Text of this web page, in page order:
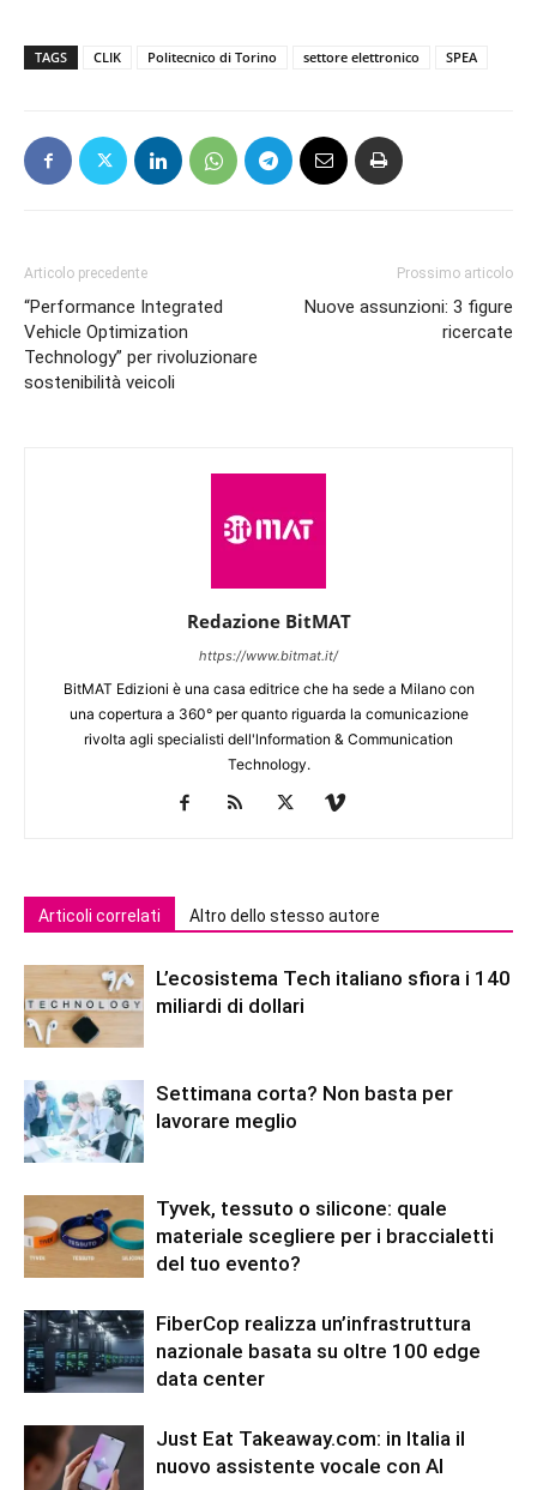
TAGS CLIK Politecnico di Torino settore elettronico SPEA
Articolo precedente
“Performance Integrated
Vehicle Optimization
Technology” per rivoluzionare
sostenibilità veicoli
Prossimo articolo
Nuove assunzioni: 3 figure
ricercate
Redazione BitMAT
https://www.bitmat.it/
BitMAT Edizioni è una casa editrice che ha sede a Milano con
una copertura a 360° per quanto riguarda la comunicazione
rivolta agli specialisti dell'lnformation & Communication
Technology.
Articoli correlati Altro dello stesso autore
L’ecosistema Tech italiano sfiora i 140
miliardi di dollari
Settimana corta? Non basta per
lavorare meglio
Tyvek, tessuto o silicone: quale
materiale scegliere per i braccialetti
del tuo evento?
FiberCop realizza un’infrastruttura
nazionale basata su oltre 100 edge
data center
Just Eat Takeaway.com: in Italia il
nuovo assistente vocale con AI